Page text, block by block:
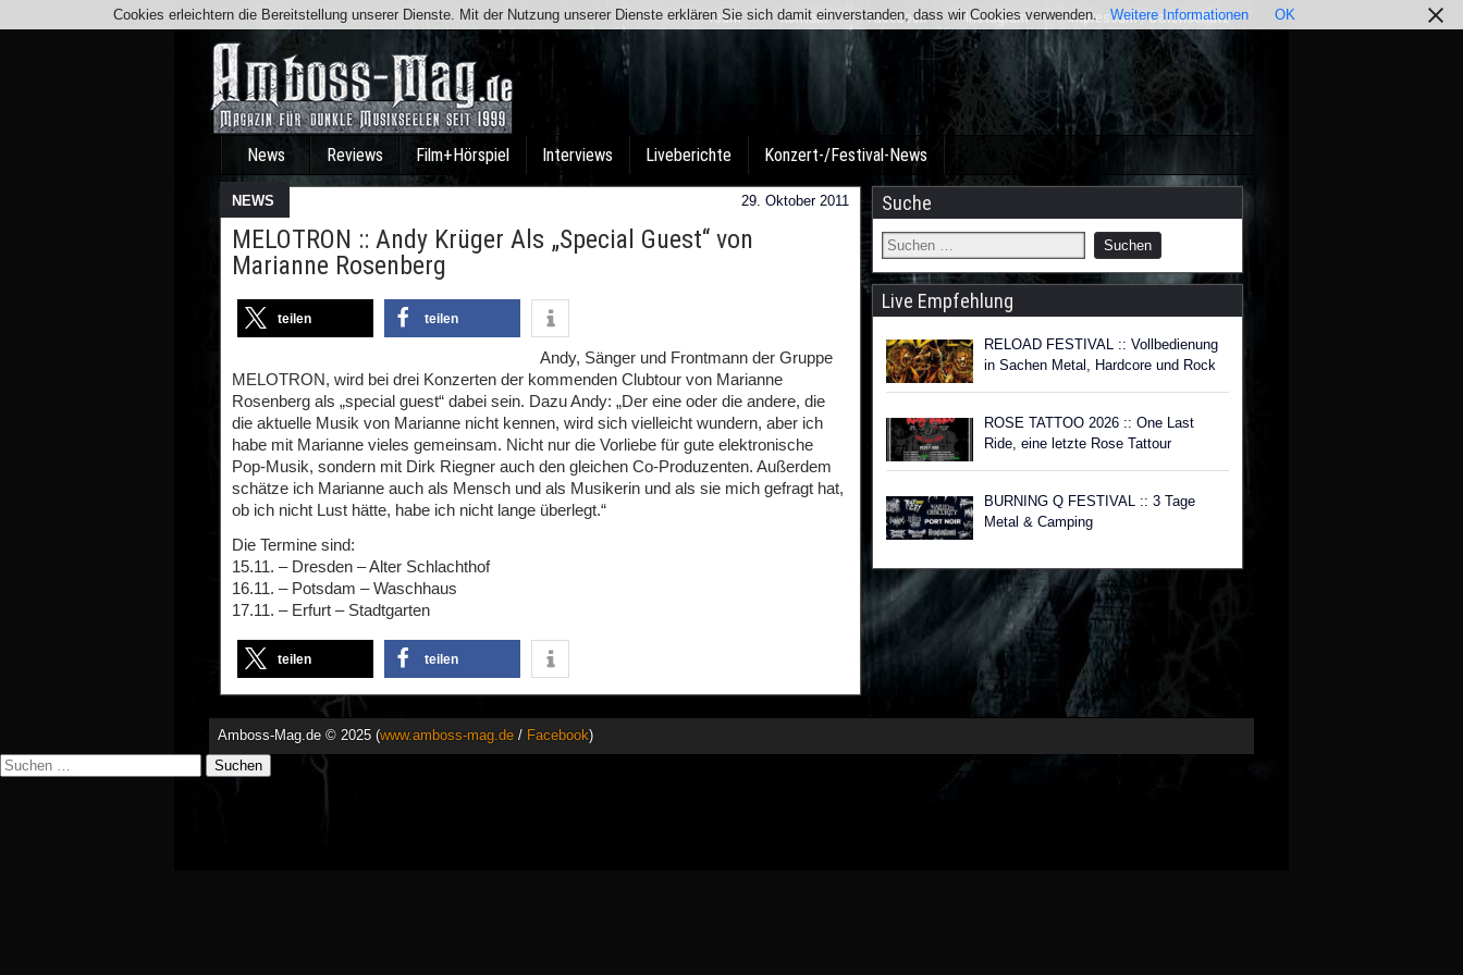
Team Kontakt Facebook Instagram Impressum / Datenschutz
News Reviews Film+Hörspiel Interviews Liveberichte Konzert-/Festival-News
NEWS 29. Oktober 2011
MELOTRON :: Andy Krüger Als „Special Guest“ von
Marianne Rosenberg
teilen teilen
Andy, Sänger und Frontmann der Gruppe
MELOTRON, wird bei drei Konzerten der kommenden Clubtour von Marianne
Rosenberg als „special guest“ dabei sein. Dazu Andy: „Der eine oder die andere, die
die aktuelle Musik von Marianne nicht kennen, wird sich vielleicht wundern, aber ich
habe mit Marianne vieles gemeinsam. Nicht nur die Vorliebe für gute elektronische
Pop-Musik, sondern mit Dirk Riegner auch den gleichen Co-Produzenten. Außerdem
schätze ich Marianne auch als Mensch und als Musikerin und als sie mich gefragt hat,
ob ich nicht Lust hätte, habe ich nicht lange überlegt.“
Die Termine sind:
15.11. – Dresden – Alter Schlachthof
16.11. – Potsdam – Waschhaus
17.11. – Erfurt – Stadtgarten
teilen teilen
Suche
Live Empfehlung
RELOAD FESTIVAL :: Vollbedienung
in Sachen Metal, Hardcore und Rock
ROSE TATTOO 2026 :: One Last
Ride, eine letzte Rose Tattour
BURNING Q FESTIVAL :: 3 Tage
Metal & Camping
Amboss-Mag.de © 2025 (www.amboss-mag.de / Facebook)
Cookies erleichtern die Bereitstellung unserer Dienste. Mit der Nutzung unserer Dienste erklären Sie sich damit einverstanden, dass wir Cookies verwenden. Weitere Informationen OK